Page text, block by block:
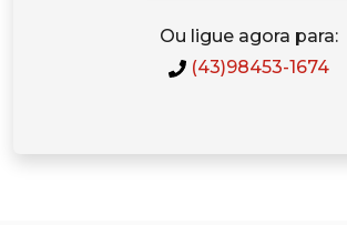
Ou ligue agora para:
(43)98453-1674